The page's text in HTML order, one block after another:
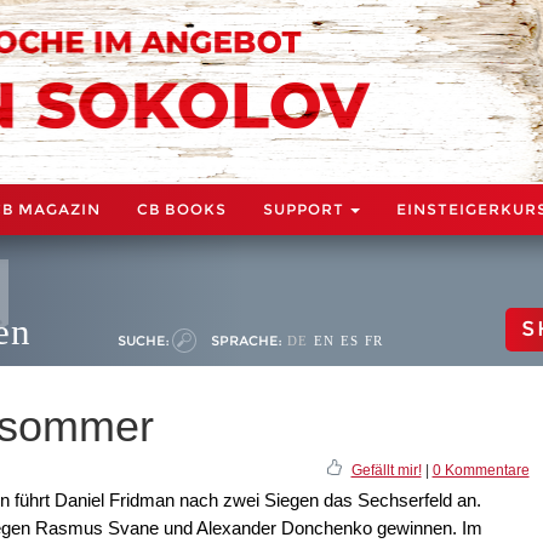
MAGAZIN CB BOOKS SUPPORT
SUCHE: SPRACHE: DE EN ES FR
Gefällt mir!| 0 Kommentare
führt Daniel Fridman nach zwei Siegen das Sechserfeld an.
Rasmus Svane und Alexander Donchenko gewinnen. Im